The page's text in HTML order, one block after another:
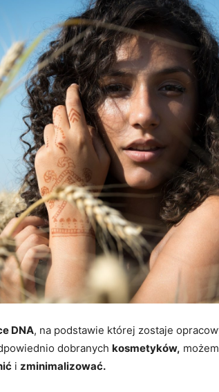
DNA, na podstawie której zostaje
dobranych kosmetyków,
i zminimalizować.